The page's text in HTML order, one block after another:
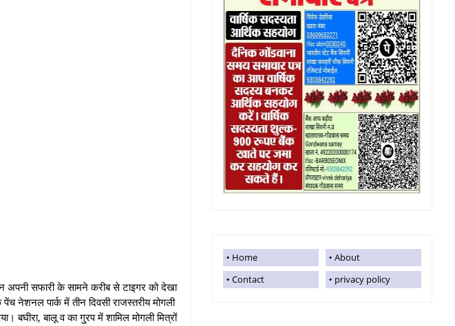
अपनी सफारी के सामने करीब से टाइगर को देखा
नेशनल पार्क में तीन दिवसी राजस्तरीय मोगली
बालू व का गु्रप में शामिल मोगली मित्रों
Home
About
Contact
privacy policy